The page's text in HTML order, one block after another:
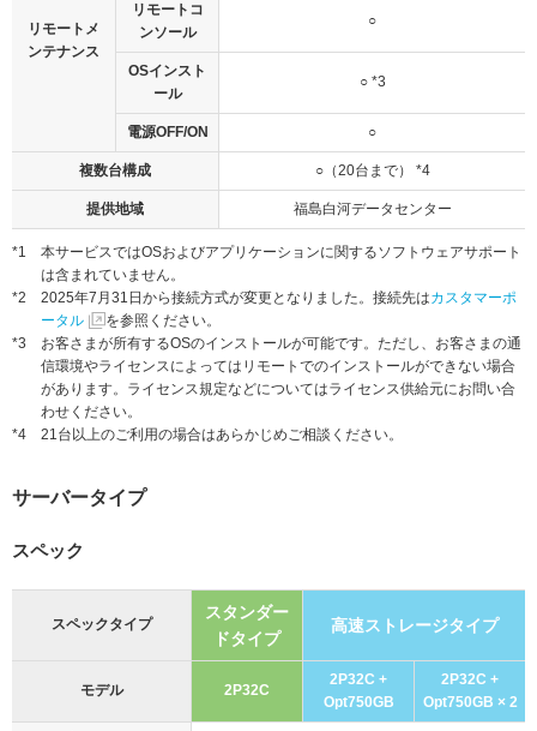
リモートメ
ンテナンス
リモートコ
ンソール
○
OSインスト
ール
○ *3
電源OFF/ON ○
複数台構成 ○（20台まで） *4
提供地域 福島白河データセンター
*1
本サービスではOSおよびアプリケーションに関するソフトウェアサポート
は含まれていません。
*2
2025年7月31日から接続方式が変更となりました。接続先はカスタマーポ
ータル
を参照ください。
*3
お客さまが所有するOSのインストールが可能です。ただし、お客さまの通
信環境やライセンスによってはリモートでのインストールができない場合
があります。ライセンス規定などについてはライセンス供給元にお問い合
わせください。
*4
21台以上のご利用の場合はあらかじめご相談ください。
サーバータイプ
スペック
スペックタイプ
スタンダー
ドタイプ
高速ストレージタイプ
モデル 2P32C
2P32C +
Opt750GB
2P32C +
Opt750GB × 2